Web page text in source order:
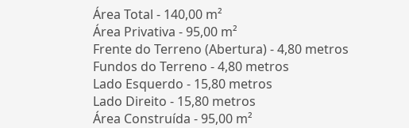
Área Total - 140,00 m²
Área Privativa - 95,00 m²
Frente do Terreno (Abertura) - 4,80 metros
Fundos do Terreno - 4,80 metros
Lado Esquerdo - 15,80 metros
Lado Direito - 15,80 metros
Área Construída - 95,00 m²